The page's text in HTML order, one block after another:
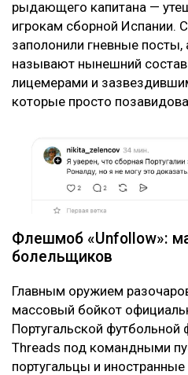
рыдающего капитана —
игрокам сборной Испании.
заполонили гневные
называют нынешний
лицемерами и
которые просто
Флешмоб «Unfollow»:
болельщиков
Главным оружием
массовый бойкот
Португальской
Threads под командными
португальцы и